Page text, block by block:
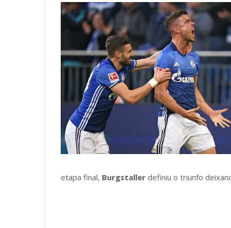
etapa final, Burgstaller definiu o triunfo